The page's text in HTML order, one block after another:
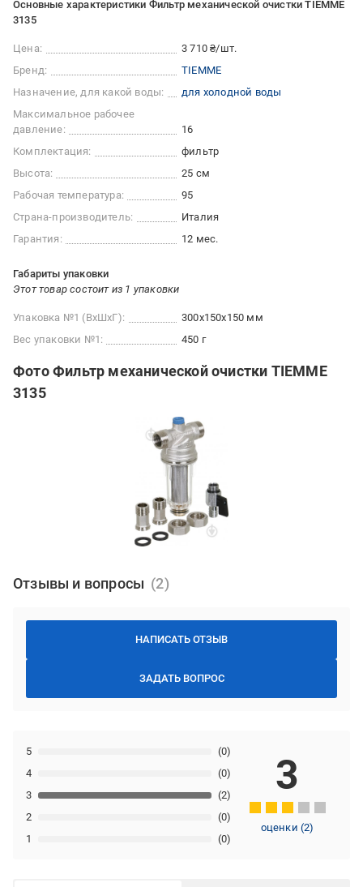
Основные характеристики Фильтр механической очистки TIEMME
3135
Цена:
3 710 ₴/шт.
Бренд:
TIEMME
Назначение, для какой воды:
для холодной воды
Максимальное рабочее
давление:
16
Комплектация:
фильтр
Высота:
25 см
Рабочая температура:
95
Страна-производитель:
Италия
Гарантия:
12 мес.
Габариты упаковки
Этот товар состоит из 1 упаковки
Упаковка №1 (ВхШхГ):
300x150x150 мм
Вес упаковки №1:
450 г
Фото Фильтр механической очистки TIEMME
3135
Отзывы и вопросы
НАПИСАТЬ ОТЗЫВ
ЗАДАТЬ ВОПРОС
1 (0)
2 (0)
3 (2)
4 (0)
5 (0)
3
оценки(2)